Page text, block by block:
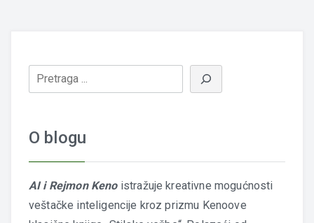
O blogu
AI i Rejmon Kenoistražuje kreativne mogućnosti
veštačke inteligencije kroz prizmu Kenoove